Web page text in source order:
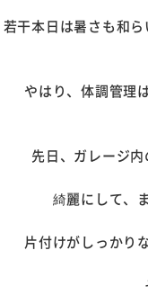
若干本日は暑さも和
やはり、体調管理
先日、ガレージ内
綺麗にして、
片付けがしっかり